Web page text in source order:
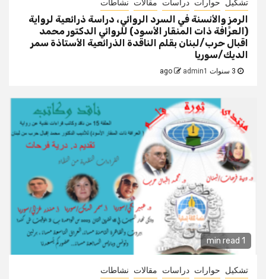
تشكيل حوارات دراسات مقالات نشاطات
الرمز والأنسنة في السرد الروائي، دراسة ذرائعية لرواية
(العرَّافة ذات المنقار الأسود) للروائي الدكتور محمد
اقبال حرب/لبنان بقلم الناقدة الذرائعية الأستاذة سمر
الديك/سوريا
admin1
1 min read
تشكيل حوارات دراسات مقالات نشاطات